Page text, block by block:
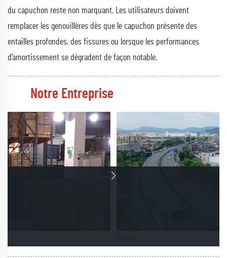
du capuchon reste non marquant. Les utilisateurs doivent
remplacer les genouillères dès que le capuchon présente des
entailles profondes, des fissures ou lorsque les performances
d’amortissement se dégradent de façon notable.
Notre Entreprise